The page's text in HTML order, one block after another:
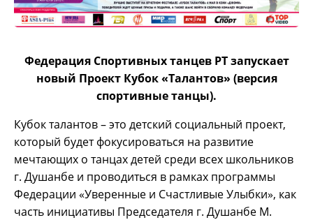
Федерация Спортивных танцев РТ запускает
новый Проект Кубок «Талантов» (версия
спортивные танцы).
Кубок талантов – это детский социальный проект,
который будет фокусироваться на развитие
мечтающих о танцах детей среди всех школьников
г. Душанбе и проводиться в рамках программы
Федерации «Уверенные и Счастливые Улыбки», как
часть инициативы Председателя г. Душанбе М.